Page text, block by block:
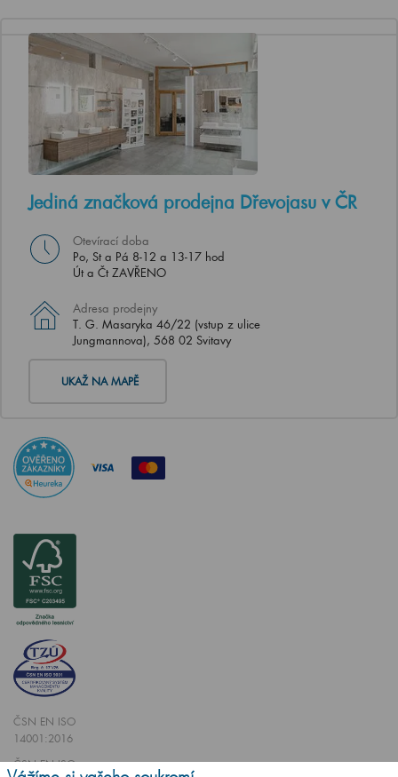
Jediná značková prodejna Dřevojasu v ČR
Otevírací doba
Po, St a Pá 8-12 a 13-17 hod
Út a Čt ZAVŘENO
Adresa prodejny
T. G. Masaryka 46/22 (vstup z ulice
Jungmannova), 568 02 Svitavy
UKAŽ NA MAPĚ
ČSN EN ISO
14001:2016
ČSN EN ISO